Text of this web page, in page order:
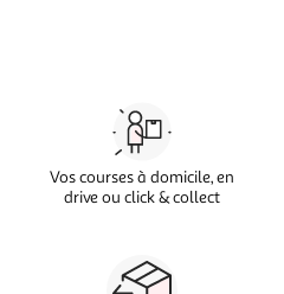
Vos courses à domicile, en
drive ou click & collect